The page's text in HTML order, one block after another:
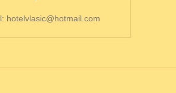
hotelvlasic@hotmail.com